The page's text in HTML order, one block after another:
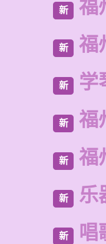
新 福
新 福
新 学
新 福
新 福
新 乐
新 唱